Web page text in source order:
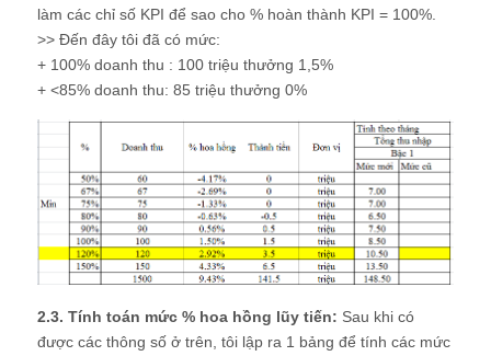
làm các chỉ số KPI để sao cho % hoàn thành KPI = 100%.
>> Đến đây tôi đã có mức:
+ 100% doanh thu : 100 triệu thưởng 1,5%
+ <85% doanh thu: 85 triệu thưởng 0%
2.3. Tính toán mức % hoa hồng lũy tiến: Sau khi có
được các thông số ở trên, tôi lập ra 1 bảng để tính các mức